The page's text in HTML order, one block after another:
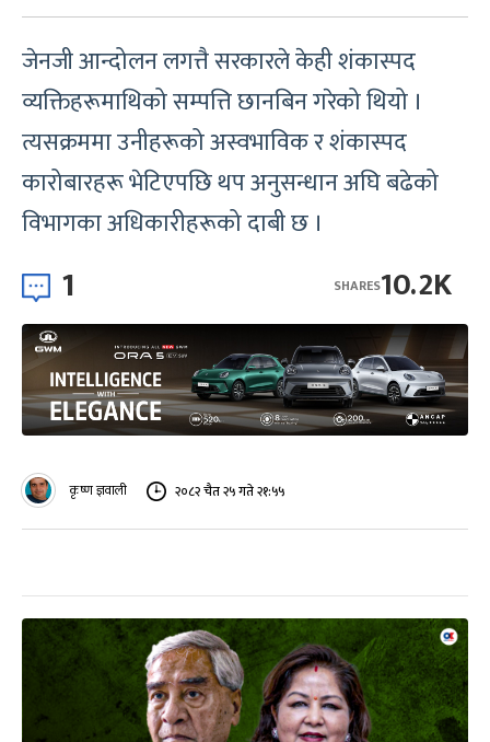
जेनजी आन्दोलन लगत्तै सरकारले केही शंकास्पद
व्यक्तिहरूमाथिको सम्पत्ति छानबिन गरेको थियो ।
त्यसक्रममा उनीहरूको अस्वभाविक र शंकास्पद
कारोबारहरू भेटिएपछि थप अनुसन्धान अघि बढेको
विभागका अधिकारीहरूको दाबी छ ।
1 10.2K
SHARES
कृष्ण ज्ञवाली २०८२ चैत २५ गते २१:५५